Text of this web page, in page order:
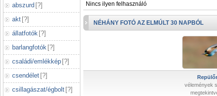
abszurd [?]
akt [?]
állatfotók [?]
barlangfotók [?]
családi/emlékkép [?]
csendélet [?]
csillagászat/égbolt [?]
Nincs ilyen felhasználó
NÉHÁNY FOTÓ AZ ELMÚLT 30 NAPBÓL
vélemények